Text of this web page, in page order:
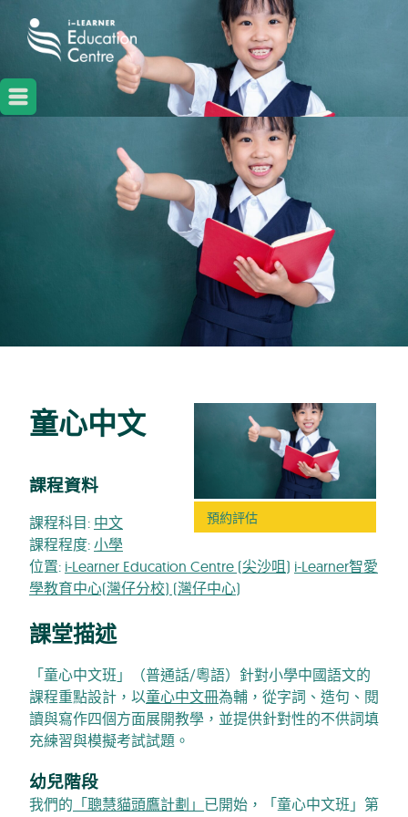
預約評估
童心中文
課程資料
課程科目: 中文
課程程度: 小學
位置: i-Learner Education Centre (尖沙咀) i-Learner智愛
學教育中心(灣仔分校) (灣仔中心)
課堂描述
「童心中文班」（普通話/粵語）針對小學中國語文的
課程重點設計，以童心中文冊為輔，從字詞、造句、閱
讀與寫作四個方面展開教學，並提供針對性的不供詞填
充練習與模擬考試試題。
幼兒階段
我們的 「聰慧貓頭鷹計劃」 已開始，「童心中文班」第